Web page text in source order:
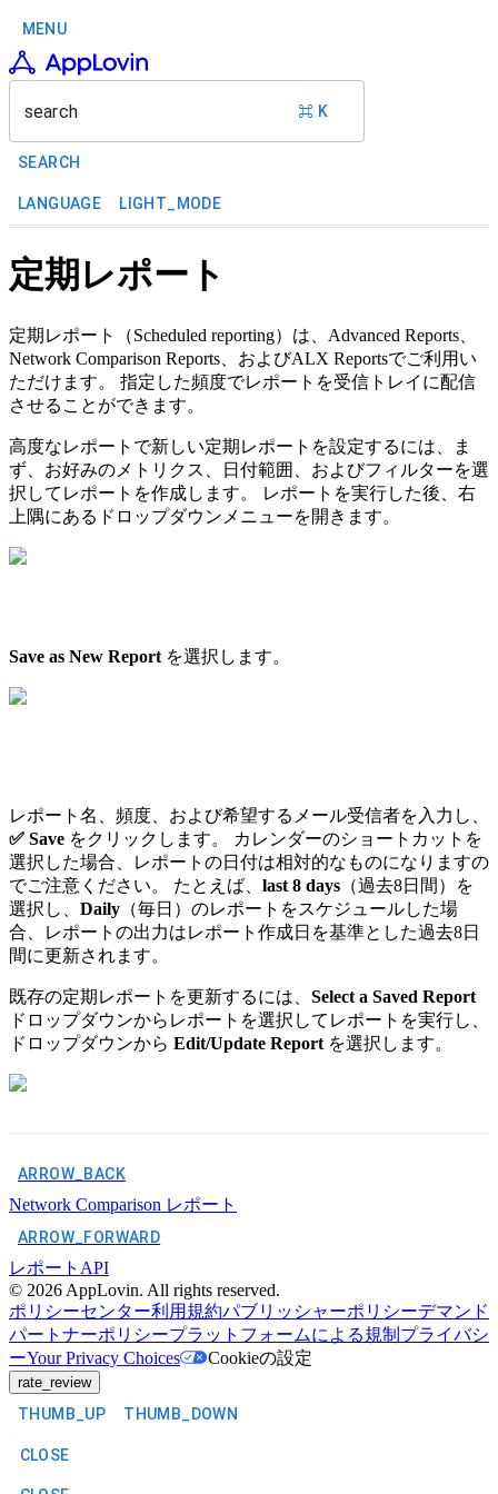
MENU
search ⌘ K
SEARCH
LANGUAGE LIGHT_MODE
定期レポート
定期レポート（Scheduled reporting）は、Advanced Reports、
Network Comparison Reports、およびALX Reportsでご利用い
ただけます。 指定した頻度でレポートを受信トレイに配信
させることができます。
高度なレポートで新しい定期レポートを設定するには、ま
ず、お好みのメトリクス、日付範囲、およびフィルターを選
択してレポートを作成します。 レポートを実行した後、右
上隅にあるドロップダウンメニューを開きます。
Save as New Report を選択します。
レポート名、頻度、および希望するメール受信者を入力し、
✅ Save をクリックします。 カレンダーのショートカットを
選択した場合、レポートの日付は相対的なものになりますの
でご注意ください。 たとえば、 last 8 days （過去8日間）を
選択し、 Daily （毎日）のレポートをスケジュールした場
合、レポートの出力はレポート作成日を基準とした過去8日
間に更新されます。
既存の定期レポートを更新するには、 Select a Saved Report
ドロップダウンからレポートを選択してレポートを実行し、
ドロップダウンから Edit/Update Report を選択します。
ARROW_BACK
Network Comparison レポート
ARROW_FORWARD
レポートAPI
© 2026 AppLovin. All rights reserved.
ポリシーセンター利用規約パブリッシャーポリシーデマンド
パートナーポリシープラットフォームによる規制 プライバシ
ーYour Privacy Choices Cookieの設定
rate_review
THUMB_UP THUMB_DOWN
CLOSE